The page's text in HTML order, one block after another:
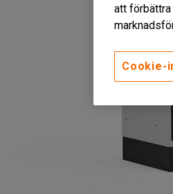
att förbättra
Cookie-